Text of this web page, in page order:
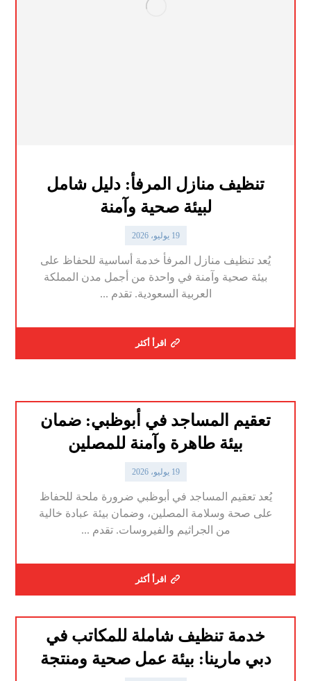
تنظيف منازل المرفأ: دليل شامل
لبيئة صحية وآمنة
19 يوليو، 2026
يُعد تنظيف منازل المرفأ خدمة أساسية للحفاظ على
بيئة صحية وآمنة في واحدة من أجمل مدن المملكة
العربية السعودية. تقدم ...
اقرأ أكثر
تعقيم المساجد في أبوظبي: ضمان
بيئة طاهرة وآمنة للمصلين
19 يوليو، 2026
يُعد تعقيم المساجد في أبوظبي ضرورة ملحة للحفاظ
على صحة وسلامة المصلين، وضمان بيئة عبادة خالية
من الجراثيم والفيروسات. تقدم ...
اقرأ أكثر
خدمة تنظيف شاملة للمكاتب في
دبي مارينا: بيئة عمل صحية ومنتجة